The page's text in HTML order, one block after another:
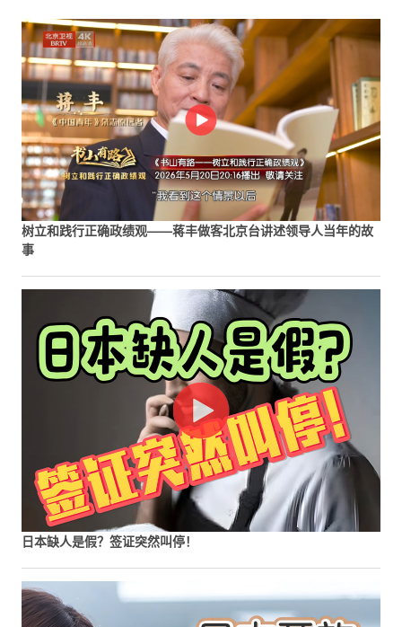
树立和践行正确政绩观——蒋丰做客北京台讲述领导人当年的故
事
日本缺人是假？签证突然叫停！